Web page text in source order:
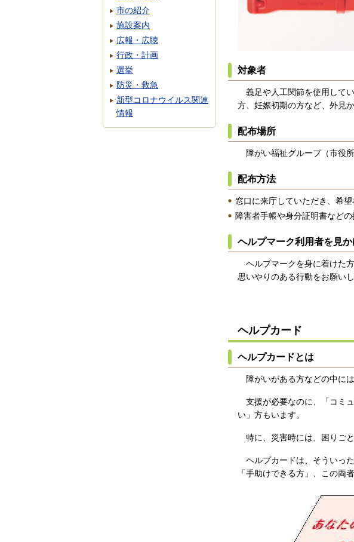
対象者
義足や人工関節を使用して
方、妊娠初期の方など、外見
配布場所
障がい福祉グループ（市役
配布方法
窓口に来庁していただき、希
障害者手帳や身分証明書など
ヘルプマーク利用者を見か
ヘルプマークを身に着けた
思いやりのある行動をお願い
ヘルプカード
ヘルプカードとは
障がいがある方などの中に
支援が必要なのに、「コミ
い」方もいます。
特に、災害時には、困りご
ヘルプカードは、そういっ
「手助けできる方」、この両
市の紹介
施設案内
広報・広聴
行政・計画
選挙
防災・救急
新型コロナウイルス関連
情報